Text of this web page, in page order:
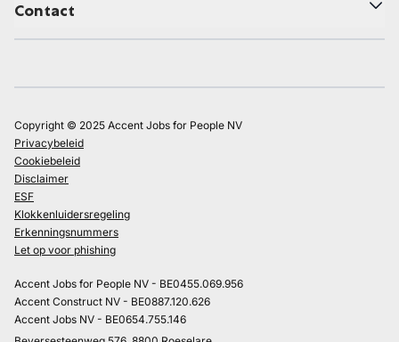
Contact
Copyright © 2025 Accent Jobs for People NV
Privacybeleid
Cookiebeleid
Disclaimer
ESF
Klokkenluidersregeling
Erkenningsnummers
Let op voor phishing
Accent Jobs for People NV - BE0455.069.956
Accent Construct NV - BE0887.120.626
Accent Jobs NV - BE0654.755.146